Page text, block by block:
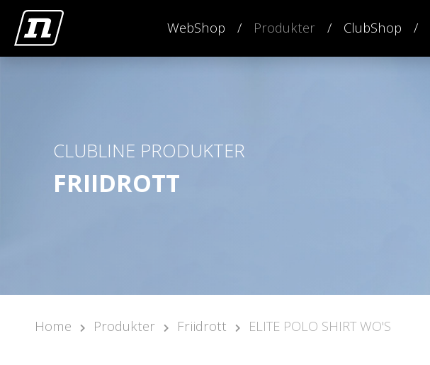
WebShop Produkter ClubShop
CLUBLINE PRODUKTER
FRIIDROTT
Home Produkter Friidrott ELITE POLO SHIRT WO'S